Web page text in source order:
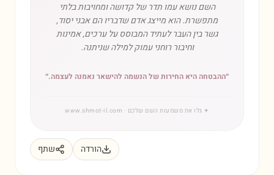
השם נושא עמו תדר של קדושה ומחויבות בלתי
מתפשרת. הוא מייצג אדם שדבריו הם אבני יסוד,
גשר בין העבר לעתיד המבוסס על ערכים, אמינות
וחיבור רוחני עמוק למילה שניתנה.
״ההבטחה היא החירות של הנשמה להישאר נאמנה לעצמה.״
✦ גלו את משמעות השם שלכם · www.shmot-il.com
הורדה שתף